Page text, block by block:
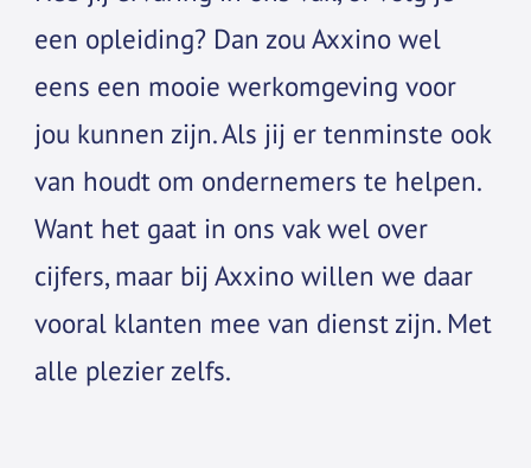
een opleiding? Dan zou Axxino wel
eens een mooie werkomgeving voor
jou kunnen zijn. Als jij er tenminste ook
van houdt om ondernemers te helpen.
Want het gaat in ons vak wel over
cijfers, maar bij Axxino willen we daar
vooral klanten mee van dienst zijn. Met
alle plezier zelfs.